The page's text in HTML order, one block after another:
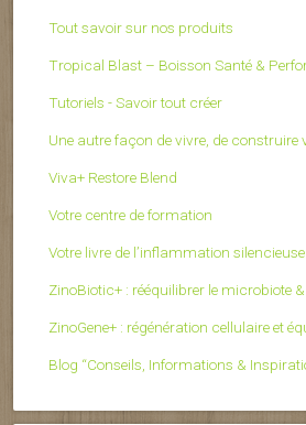
Tout savoir sur nos produits
Tropical Blast – Boisson Santé &
Tutoriels - Savoir tout créer
Une autre façon de vivre, de construire
Viva+ Restore Blend
Votre centre de formation
Votre livre de l’inflammation silencieuse
ZinoBiotic+ : rééquilibrer le microbiote
ZinoGene+ : régénération cellulaire et
Blog “Conseils, Informations &